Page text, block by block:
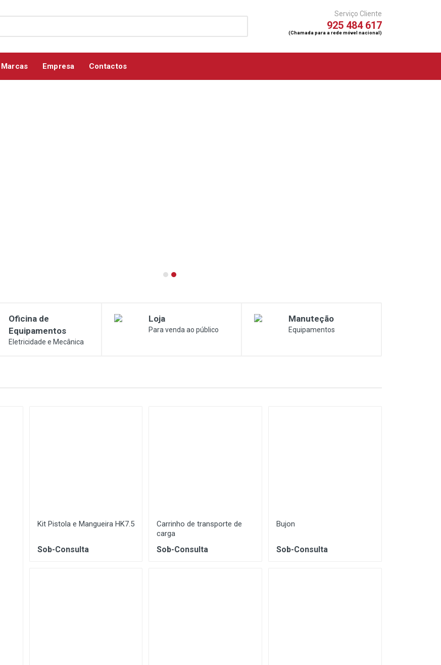
Serviço Cliente
925 484 617
(Chamada para a rede móvel nacional)
Marcas Empresa Contactos
Oficina de
Equipamentos
Eletricidade e Mecânica
Loja
Para venda ao público
Manuteção
Equipamentos
Kit Pistola e Mangueira HK7.5
Sob-Consulta
Carrinho de transporte de
carga
Sob-Consulta
Bujon
Sob-Consulta